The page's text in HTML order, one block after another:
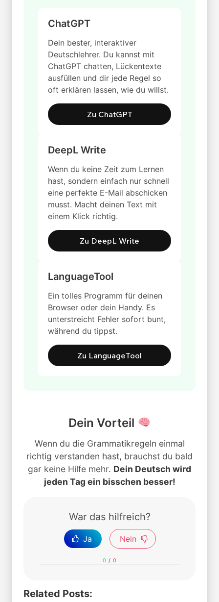
ChatGPT
Dein bester, interaktiver
Deutschlehrer. Du kannst mit
ChatGPT chatten, Lückentexte
ausfüllen und dir jede Regel so
oft erklären lassen, wie du willst.
Zu ChatGPT
DeepL Write
Wenn du keine Zeit zum Lernen
hast, sondern einfach nur schnell
eine perfekte E-Mail abschicken
musst. Macht deinen Text mit
einem Klick richtig.
Zu DeepL Write
LanguageTool
Ein tolles Programm für deinen
Browser oder dein Handy. Es
unterstreicht Fehler sofort bunt,
während du tippst.
Zu LanguageTool
Dein Vorteil
Wenn du die Grammatikregeln einmal
richtig verstanden hast, brauchst du bald
gar keine Hilfe mehr. Dein Deutsch wird
jeden Tag ein bisschen besser!
War das hilfreich?
Ja Nein
0 / 0
Related Posts: